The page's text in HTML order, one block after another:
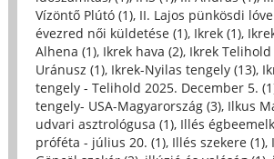
Vízöntő Plútó (1), II. Lajos pünkösdi
évezred női küldetése (1), Ikrek (1),
Alhena (1), Ikrek hava (2), Ikrek Telihold
Uránusz (1), Ikrek-Nyilas tengely (13),
tengely - Telihold 2025. December 5.
tengely- USA-Magyarország (3), Ilkus
udvari asztrológusa (1), Illés
próféta - július 20. (1), Illés szekere (1),